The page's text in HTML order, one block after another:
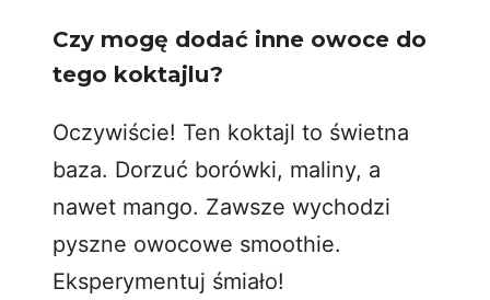
Czy mogę dodać inne owoce do
tego koktajlu?
Oczywiście! Ten koktajl to świetna
baza. Dorzuć borówki, maliny, a
nawet mango. Zawsze wychodzi
pyszne owocowe smoothie.
Eksperymentuj śmiało!